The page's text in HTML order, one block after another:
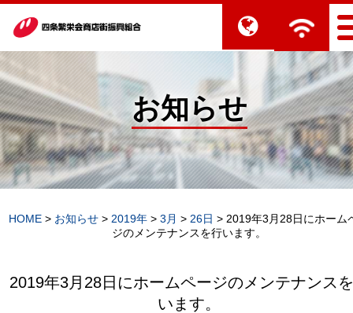
お知らせ
HOME > お知らせ > 2019年 > 3月 > 26日 > 2019年3月28日にホーム
ジのメンテナンスを行います。
2019年3月28日にホームページのメンテナンス
います。